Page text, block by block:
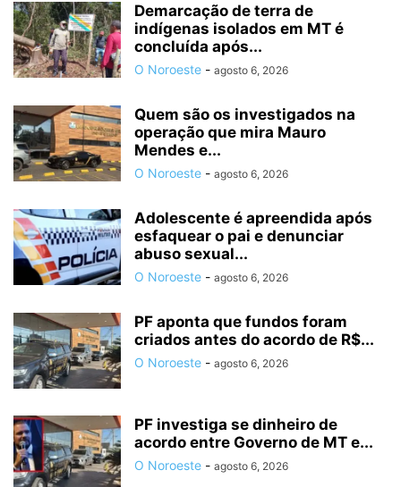
Demarcação de terra de
indígenas isolados em MT é
concluída após...
O Noroeste - agosto 6, 2026
Quem são os investigados na
operação que mira Mauro
Mendes e...
O Noroeste - agosto 6, 2026
Adolescente é apreendida após
esfaquear o pai e denunciar
abuso sexual...
O Noroeste - agosto 6, 2026
PF aponta que fundos foram
criados antes do acordo de R$...
O Noroeste - agosto 6, 2026
PF investiga se dinheiro de
acordo entre Governo de MT e...
O Noroeste - agosto 6, 2026